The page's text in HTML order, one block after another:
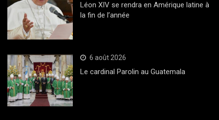
Léon XIV se rendra en Amérique latine à
la fin de l’année
6 août 2026
Le cardinal Parolin au Guatemala